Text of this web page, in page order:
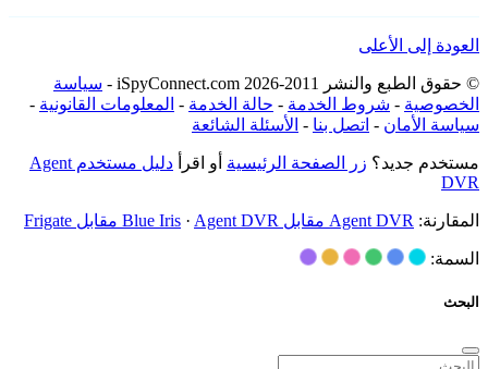
العودة إلى الأعلى
© حقوق الطبع والنشر 2011-2026 iSpyConnect.com -
سياسة
الخصوصية - شروط الخدمة - حالة الخدمة - المعلومات القانونية -
سياسة الأمان - اتصل بنا - الأسئلة الشائعة
مستخدم جديد؟ زر الصفحة الرئيسية أو اقرأ
دليل مستخدم Agent
DVR
المقارنة: Agent DVR مقابل Blue Iris · Agent DVR مقابل Frigate
السمة:
البحث